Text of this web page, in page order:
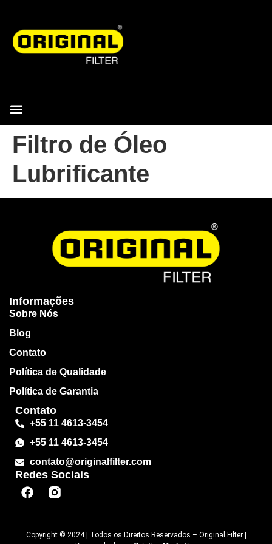
Filtro de Óleo
Lubrificante
Informações
Sobre Nós
Blog
Contato
Política de Qualidade
Política de Garantia
Contato
+55 11 4613-3454
+55 11 4613-3454
contato@originalfilter.com
Redes Sociais
Copyright © 2024 | Todos os Direitos Reservados – Original Filter |